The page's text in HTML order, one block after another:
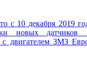
с 10 декабря 2019
новых датчиков
с двигателем ЗМЗ